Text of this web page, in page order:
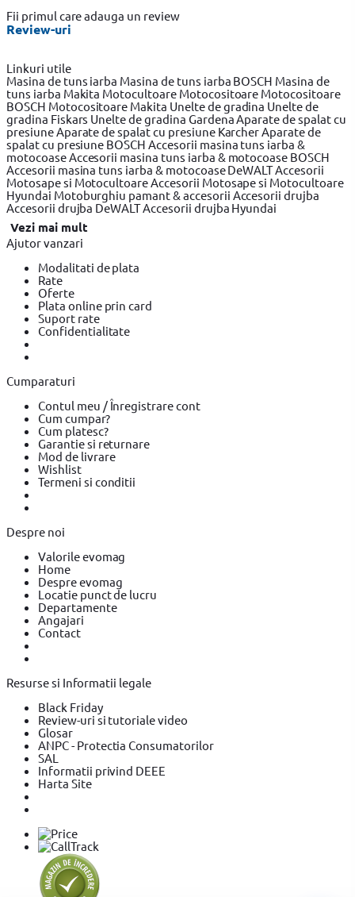
Fii primul care adauga un review
Review-uri
Linkuri utile
Masina de tuns iarba Masina de tuns iarba BOSCH Masina de
tuns iarba Makita Motocultoare Motocositoare Motocositoare
BOSCH Motocositoare Makita Unelte de gradina Unelte de
gradina Fiskars Unelte de gradina GardenaAparate de spalat cu
presiuneAparate de spalat cu presiune KarcherAparate de
spalat cu presiune BOSCHAccesorii masina tuns iarba &
motocoaseAccesorii masina tuns iarba & motocoase BOSCH
Accesorii masina tuns iarba & motocoase DeWALTAccesorii
Motosape si MotocultoareAccesorii Motosape si Motocultoare
Hyundai Motoburghiu pamant & accesorii Accesorii drujba
Accesorii drujba DeWALTAccesorii drujba Hyundai
Vezi mai mult
Ajutor vanzari
Modalitati de plata
Rate
Oferte
Plata online prin card
Suport rate
Confidentialitate
Cumparaturi
Contul meu / Înregistrare cont
Cum cumpar?
Cum platesc?
Garantie si returnare
Mod de livrare
Wishlist
Termeni si conditii
Despre noi
Valorile evomag
Home
Despre evomag
Locatie punct de lucru
Departamente
Angajari
Contact
Resurse si Informatii legale
Black Friday
Review-uri si tutoriale video
Glosar
ANPC - Protectia Consumatorilor
SAL
Informatii privind DEEE
Harta Site